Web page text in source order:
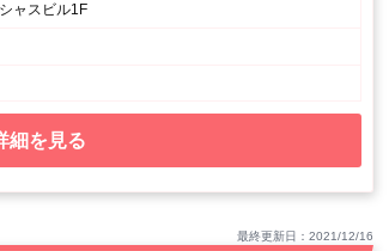
ャスビル1F
細を見る
最終更新日：2021/12/16